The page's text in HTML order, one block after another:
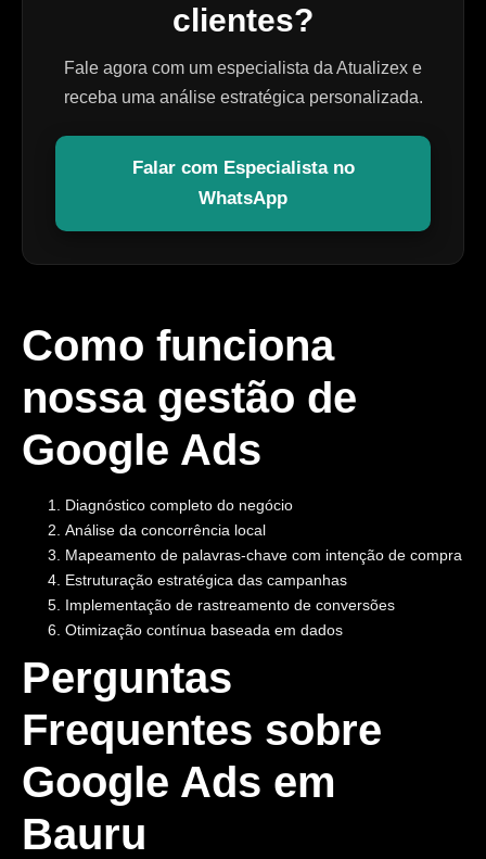
clientes?
Fale agora com um especialista da Atualizex e
receba uma análise estratégica personalizada.
Falar com Especialista no
WhatsApp
Como funciona
nossa gestão de
Google Ads
Diagnóstico completo do negócio
Análise da concorrência local
Mapeamento de palavras-chave com intenção de compra
Estruturação estratégica das campanhas
Implementação de rastreamento de conversões
Otimização contínua baseada em dados
Perguntas
Frequentes sobre
Google Ads em
Bauru